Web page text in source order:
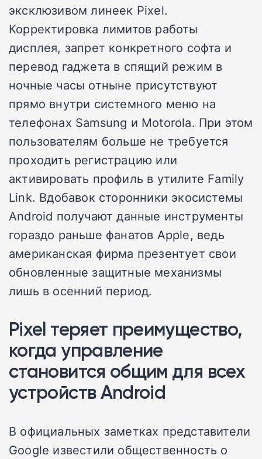
эксклюзивом линеек Pixel.
Корректировка лимитов работы
дисплея, запрет конкретного софта и
перевод гаджета в спящий режим в
ночные часы отныне присутствуют
прямо внутри системного меню на
телефонах Samsung и Motorola. При этом
пользователям больше не требуется
проходить регистрацию или
активировать профиль в утилите Family
Link. Вдобавок сторонники экосистемы
Android получают данные инструменты
гораздо раньше фанатов Apple, ведь
американская фирма презентует свои
обновленные защитные механизмы
лишь в осенний период.
Pixel теряет преимущество,
когда управление
становится общим для всех
устройств Android
В официальных заметках представители
Google известили общественность о